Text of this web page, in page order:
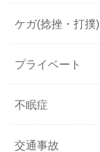
ケガ(捻挫・打撲)
プライベート
不眠症
交通事故